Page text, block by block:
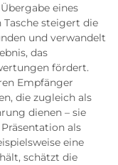
eines
steigert die
und verwandelt
das
fördert.
Empfänger
die zugleich als
dienen – sie
als
eine
schätzt die